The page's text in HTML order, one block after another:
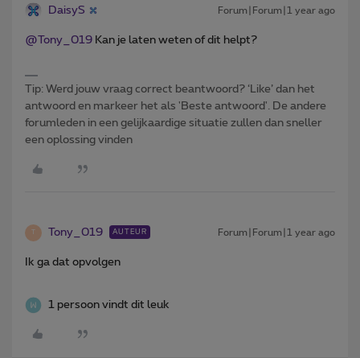
DaisyS Forum|Forum|1 year ago
@Tony_019 Kan je laten weten of dit helpt?
Tip: Werd jouw vraag correct beantwoord? ‘Like’ dan het
antwoord en markeer het als 'Beste antwoord'. De andere
forumleden in een gelijkaardige situatie zullen dan sneller
een oplossing vinden
Tony_019 AUTEUR Forum|Forum|1 year ago
Ik ga dat opvolgen
1 persoon vindt dit leuk